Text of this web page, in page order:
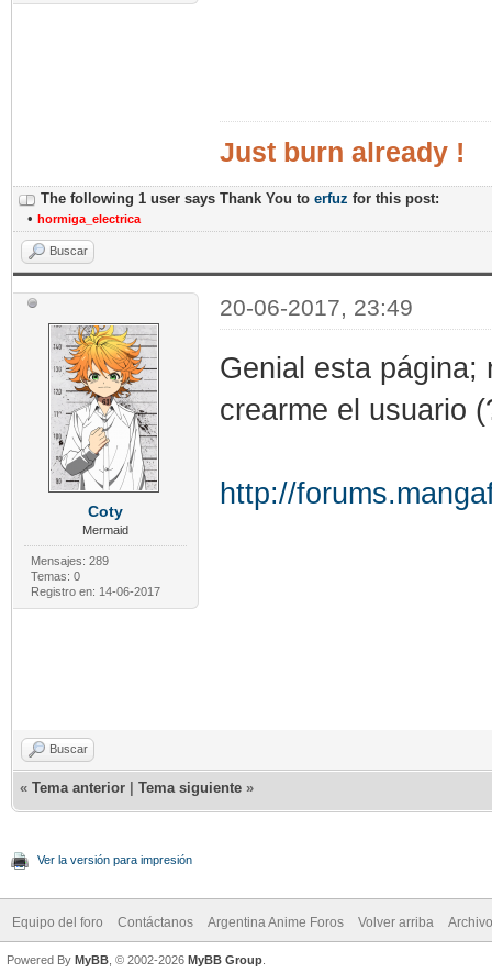
Just burn already !
The following 1 user says Thank You to erfuz for this post:
• hormiga_electrica
Buscar
Coty
Mermaid
Mensajes: 289
Temas: 0
Registro en: 14-06-2017
20-06-2017, 23:49
Genial esta
crearme el usuario
http://
Buscar
« Tema anterior Tema siguiente »
Ver la versión para impresión
Equipo del foro Contáctanos Argentina Anime Foros Volver arriba
Powered By MyBB , © 2002-2026 MyBB Group